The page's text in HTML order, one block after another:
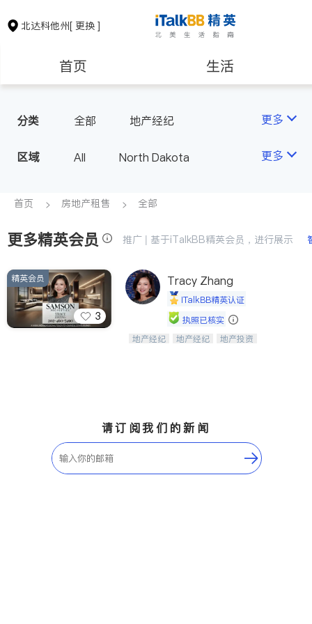
北达科他州[ 更换 ]
首页 生活
房地产租售
教育
非盈利组织
分类 全部 地产经纪 更多
区域 All North Dakota 更多
首页 房地产租售 全部
更多精英会员 推广 | 基于iTalkBB精英会员，进行展示
3
精英会员 Tracy Zhang
iTalkBB精英认证
执照已核实
Tracy Zhang - 引领大华府地区房产
地产经纪 地产经纪
地产投资
请订阅我们的新闻